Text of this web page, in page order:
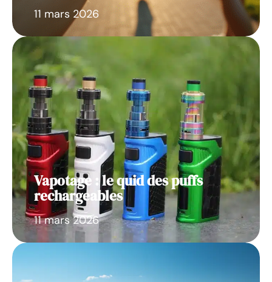
11 mars 2026
Vapotage : le quid des puffs
rechargeables
11 mars 2026